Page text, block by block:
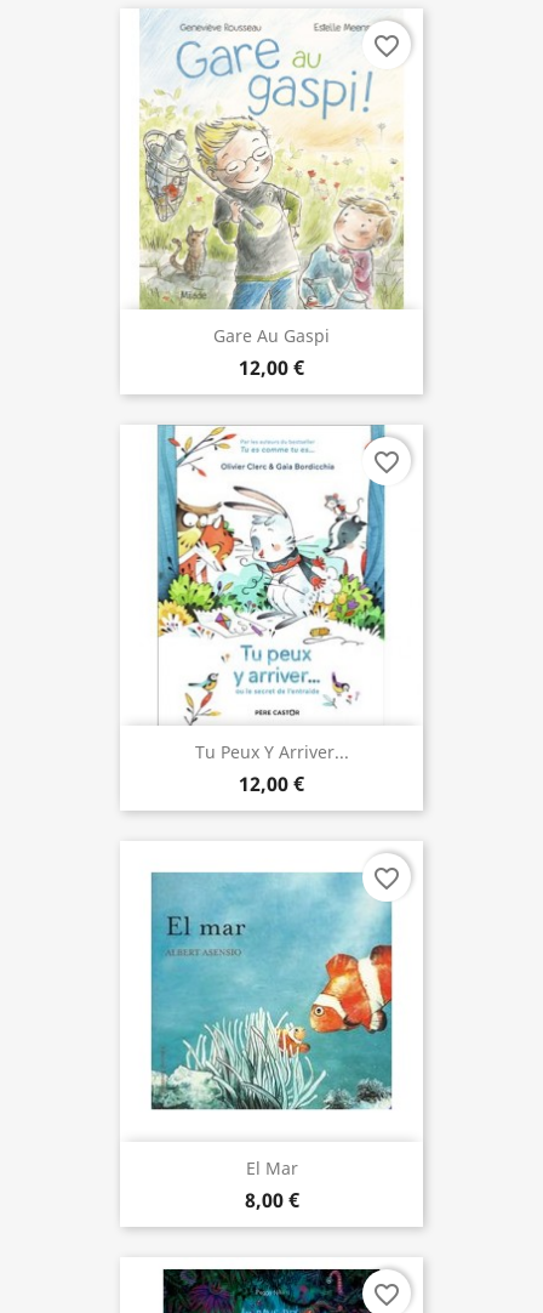
Gare Au Gaspi
12,00 €
favorite_border
Tu Peux Y Arriver...
12,00 €
favorite_border
El Mar
8,00 €
favorite_border
favorite_border